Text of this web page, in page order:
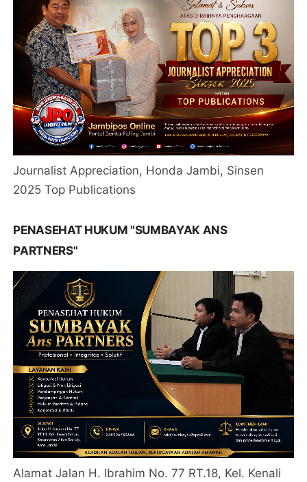
Journalist Appreciation, Honda Jambi, Sinsen
2025 Top Publications
PENASEHAT HUKUM "SUMBAYAK ANS
PARTNERS"
Alamat Jalan H. Ibrahim No. 77 RT.18, Kel. Kenali